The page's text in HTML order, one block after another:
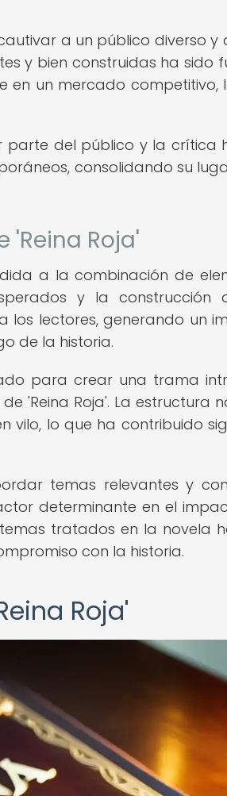
a un público diverso
y bien construidas ha sido
en un mercado competitivo,
parte del público y la crítica
consolidando su
'Reina Roja'
a la combinación de
y la construcción
los lectores, generando un
de la historia.
para crear una trama
'Reina Roja'. La estructura
vilo, lo que ha contribuido
temas relevantes y
determinante en el
tratados en la novela
con la historia.
Roja'